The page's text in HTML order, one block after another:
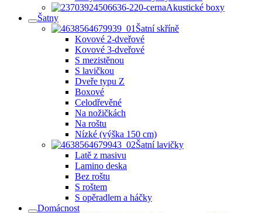
Akustické boxy
Šatny
Šatní skříně
Kovové 2-dveřové
Kovové 3-dveřové
S mezistěnou
S lavičkou
Dveře typu Z
Boxové
Celodřevěné
Na nožičkách
Na roštu
Nízké (výška 150 cm)
Šatní lavičky
Latě z masivu
Lamino deska
Bez roštu
S roštem
S opěradlem a háčky
Domácnost